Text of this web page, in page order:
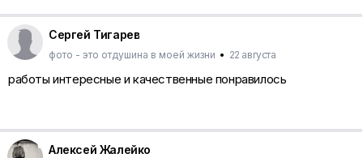
Сергей Тигарев
фото - это отдушина в моей жизни • 22 августа
работы интересные и качественные понравилось
Алексей Жалейко